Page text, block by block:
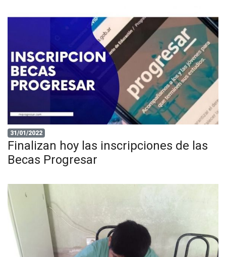
31/01/2022
Finalizan hoy las inscripciones de las
Becas Progresar